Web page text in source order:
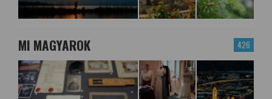
426
MI MAGYAROK